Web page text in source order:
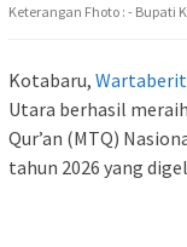
Keterangan Fhoto : - Bupati
Kotabaru,
Utara berhasil
Qur’an (MTQ)
tahun 2026 yang